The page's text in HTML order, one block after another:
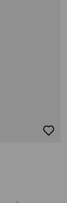
в